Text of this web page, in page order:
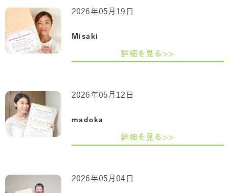
Misaki
2026年05月19日
詳細を見る>>
madoka
2026年05月12日
詳細を見る>>
2026年05月04日